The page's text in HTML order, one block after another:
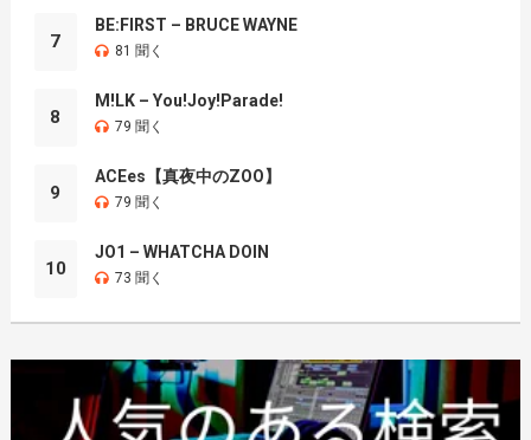
7
BE:FIRST – BRUCE WAYNE
81 聞く
8
M!LK – You!Joy!Parade!
79 聞く
9
ACEes【真夜中のZOO】
79 聞く
10
JO1 – WHATCHA DOIN
73 聞く